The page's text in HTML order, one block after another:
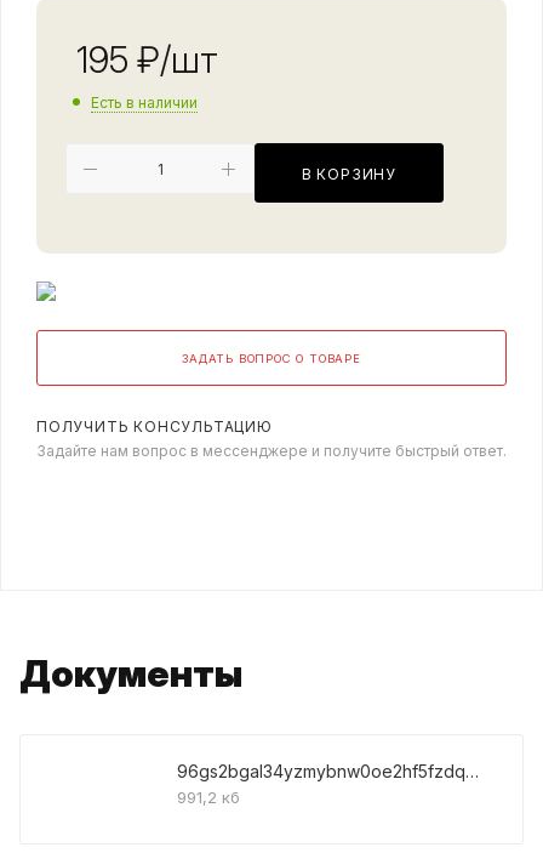
195 ₽/шт
Есть в наличии
В КОРЗИНУ
ЗАДАТЬ ВОПРОС О ТОВАРЕ
ПОЛУЧИТЬ КОНСУЛЬТАЦИЮ
Задайте нам вопрос в мессенджере и получите быстрый ответ.
Документы
96gs2bgal34yzmybnw0oe2hf5fzdqpkc
991,2 кб